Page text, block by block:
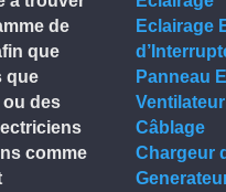
de
que
que
des
comme
Eclairage
Panneau
Ventilateur
Câblage
Chargeur